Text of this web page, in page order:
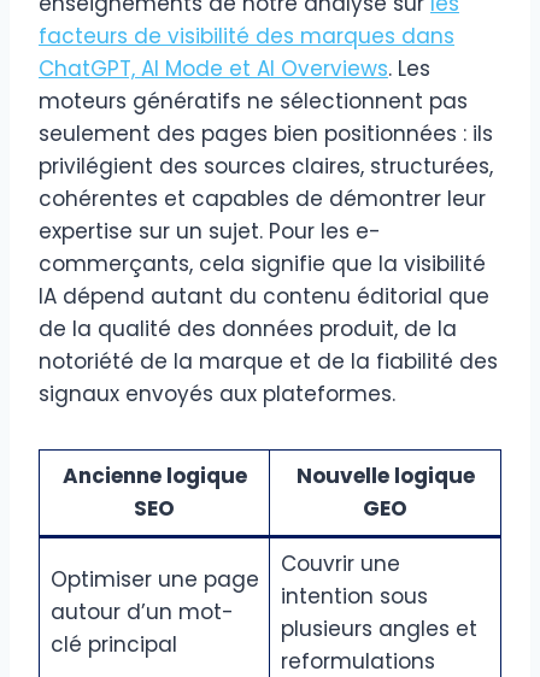
facteurs de visibilité des marques dans
ChatGPT, AI Mode et AI Overviews. Les
moteurs génératifs ne sélectionnent pas
seulement des pages bien positionnées : ils
privilégient des sources claires, structurées,
cohérentes et capables de démontrer leur
expertise sur un sujet. Pour les e-
commerçants, cela signifie que la visibilité
IA dépend autant du contenu éditorial que
de la qualité des données produit, de la
notoriété de la marque et de la fiabilité des
signaux envoyés aux plateformes.
Ancienne logique
SEO
Nouvelle logique
GEO
Optimiser une page
autour d’un mot-
clé principal
Couvrir une
intention sous
plusieurs angles et
reformulations